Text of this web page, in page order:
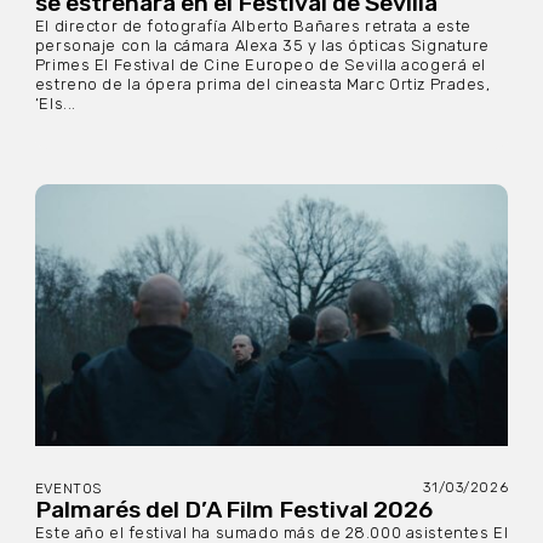
El director de fotografía Alberto Bañares retrata a este
personaje con la cámara Alexa 35 y las ópticas Signature
Primes El Festival de Cine Europeo de Sevilla acogerá el
estreno de la ópera prima del cineasta Marc Ortiz Prades,
‘Els...
EVENTOS 31/03/2026
Palmarés del D’A Film Festival 2026
Este año el festival ha sumado más de 28.000 asistentes El